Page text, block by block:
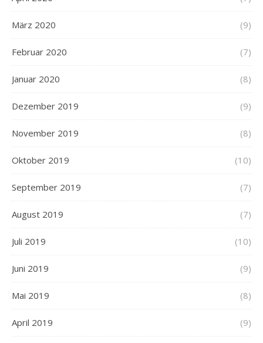
März 2020 (9)
Februar 2020 (7)
Januar 2020 (8)
Dezember 2019 (9)
November 2019 (8)
Oktober 2019 (10)
September 2019 (7)
August 2019 (7)
Juli 2019 (10)
Juni 2019 (9)
Mai 2019 (8)
April 2019 (9)